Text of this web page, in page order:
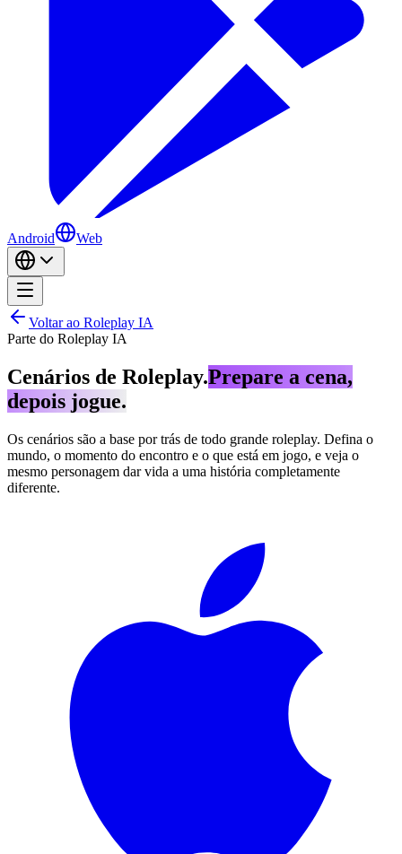
Android Web
Voltar ao Roleplay IA
Parte do Roleplay IA
Cenários de Roleplay.Prepare a cena,
depois jogue.
Os cenários são a base por trás de todo grande roleplay. Defina o
mundo, o momento do encontro e o que está em jogo, e veja o
mesmo personagem dar vida a uma história completamente
diferente.